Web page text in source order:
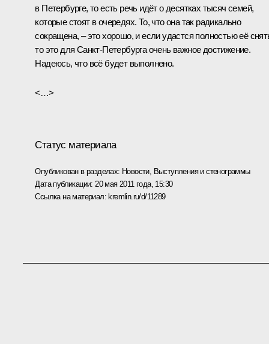
в Петербурге, то есть речь идёт о десятках тысяч семей,
которые стоят в очередях. То, что она так радикально
сокращена, – это хорошо, и если удастся полностью её
то это для Санкт-Петербурга очень важное достижение.
Надеюсь, что всё будет выполнено.
<…>
Статус материала
Опубликован в разделах: Новости, Выступления и стенограммы
Дата публикации: 20 мая 2011 года, 15:30
Ссылка на материал: kremlin.ru/d/11289